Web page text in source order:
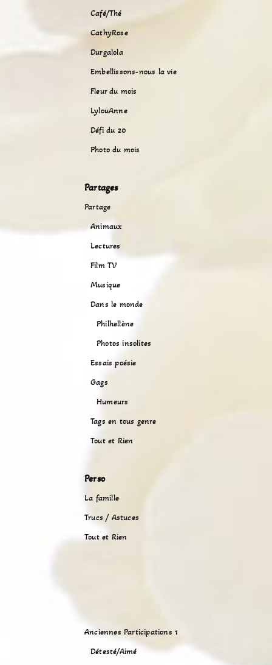
Café/Thé
CathyRose
Durgalola
Embellissons-nous la vie
Fleur du mois
LylouAnne
Défi du 20
Photo du mois
Partages
Partage
Animaux
Lectures
Film TV
Musique
Dans le monde
Philhellène
Photos insolites
Essais poésie
Gags
Humeurs
Tags en tous genre
Tout et Rien
Perso
La famille
Trucs / Astuces
Tout et Rien
Anciennes Participations 1
Détesté/Aimé